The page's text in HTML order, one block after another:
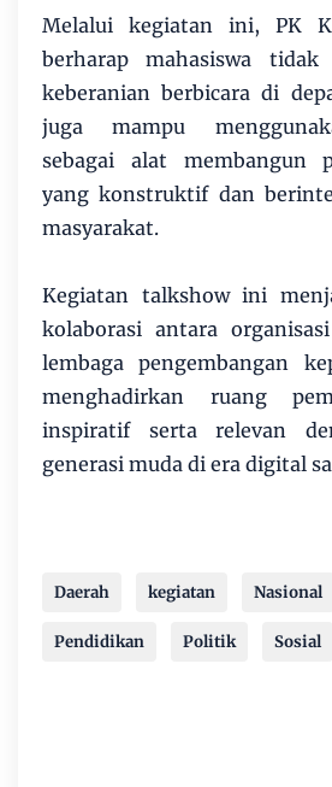
Melalui kegiatan ini, PK
berharap mahasiswa
keberanian berbicara di
juga mampu
sebagai alat membangun
yang konstruktif dan
masyarakat.
Kegiatan talkshow ini
kolaborasi antara
lembaga pengembangan
menghadirkan ruang
inspiratif serta relevan
generasi muda di era digital
Daerah kegiatan Nasional
Pendidikan Politik Sosial